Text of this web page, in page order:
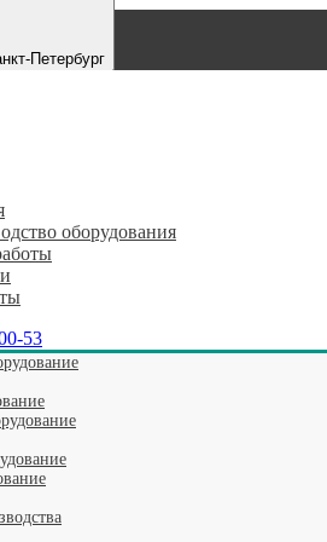
Петербург
оборудования
53
выпускаемого оборудования
Автоматическая